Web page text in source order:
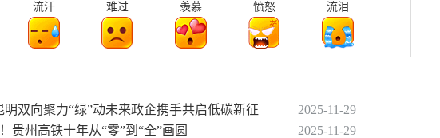
流汗 难过 羡慕 愤怒 流泪
明双向聚力“绿”动未来政企携手共启低碳新征
2025-11-29
贵州高铁十年从“零”到“全”画圆
2025-11-29